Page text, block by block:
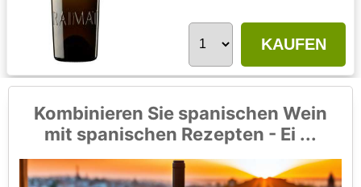
KAUFEN
Kombinieren Sie spanischen Wein
mit spanischen Rezepten - Ei ...